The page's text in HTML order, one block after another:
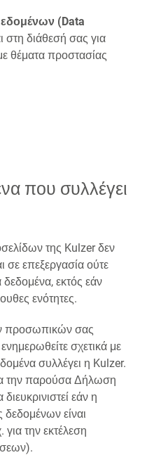
(Data
στη διάθεσή σας για
θέματα προστασίας
που συλλέγει
της Kulzer δεν
σε επεξεργασία ούτε
εκτός εάν
ενότητες.
προσωπικών σας
σχετικά με
συλλέγει η Kulzer.
την παρούσα Δήλωση
εάν η
είναι
την εκτέλεση